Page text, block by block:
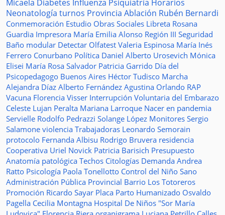
Micaela Diabetes Influenza Psiquiatría Horarios
Neonatología turnos Provincia Ablación Rubén Bernardi
Conmemoración Estudio Obras Sociales Libreta Rosana
Guardia Impresora María Emilia Alonso Región III Seguridad
Baño modular Detectar Olfatest Valeria Espinosa María Inés
Ferrero Conurbano Política Daniel Alberto Urosevich Mónica
Elisei María Rosa Salvador Patricia Garrido Día del
Psicopedagogo Buenos Aires Héctor Tudisco Marcha
Alejandra Díaz Alberto Fernández Agustina Orlando RAP
Vacuna Florencia Visser Interrupción Voluntaria del Embarazo
Celeste Lujan Peralta Mariana Larroque Nacer en pandemia
Servielle Rodolfo Pedrazzi Solange López Monitores Sergio
Salamone violencia Trabajadoras Leonardo Semorain
protocolo Fernanda Albisu Rodrigo Bruvera residencia
Cooperativa Uriel Novick Patricia Barisich Presupuesto
Anatomía patológica Techos Citologías Demanda Andrea
Ratto Psicología Paola Tonellotto Control del Niño Sano
Administración Pública Provincial Barrio Los Totoreros
Promoción Ricardo Sayar Placa Parto Humanizado Osvaldo
Pagella Cecilia Montagna Hospital De Niños "Sor María